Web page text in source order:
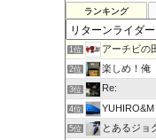
ランキング
1位 アーチビの
2位 楽しめ！俺
3位 Re:
4位
5位 とあるジョ